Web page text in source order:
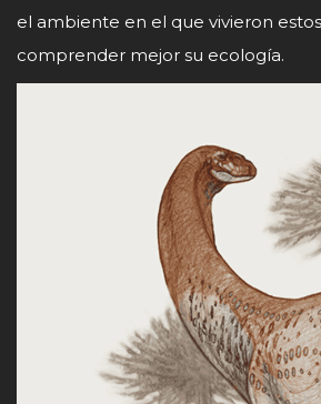
el ambiente en el que vivieron
comprender mejor su ecología.